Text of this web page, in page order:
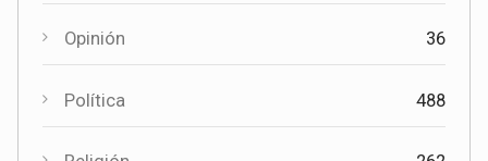
Opinión 36
Política 488